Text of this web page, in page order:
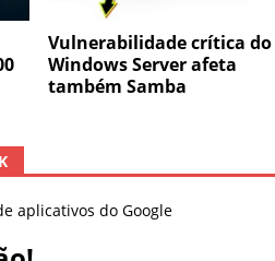
Vulnerabilidade crítica do
Windows Server afeta
também Samba
aplicativos do Google